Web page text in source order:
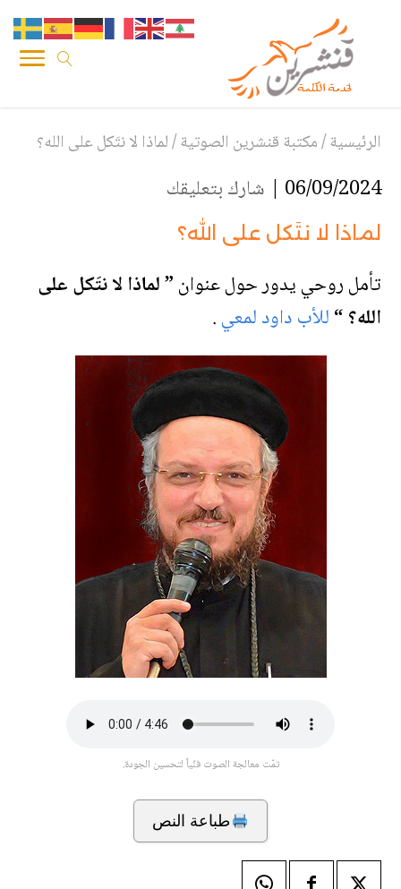
الرئيسية/مكتبة قنشرين الصوتية/لماذا لا نتَكل على الله؟
06/09/2024 | شارك بتعليقك
لماذا لا نتَكل على الله؟
تأمل روحي يدور حول عنوان” لماذا لا نتَكل على
الله؟ “للأب داود لمعي.
تمّت معالجة الصوت فنّياً لتحسين الجودة.
طباعة النص